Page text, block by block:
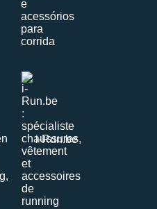
i-Run.be